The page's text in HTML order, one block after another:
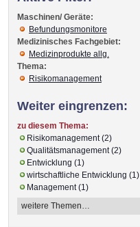
Maschinen/ Geräte:
Befundungsmonitore
Medizinisches Fachgebiet:
Medizinprodukte allg.
Thema:
Risikomanagement
Weiter eingrenzen:
zu diesem Thema:
Risikomanagement (2)
Qualitätsmanagement (2)
Entwicklung (1)
wirtschaftliche Entwicklung (1)
Management (1)